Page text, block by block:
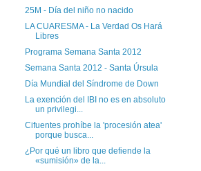
25M - Día del niño no nacido
LA CUARESMA - La Verdad Os Hará
Libres
Programa Semana Santa 2012
Semana Santa 2012 - Santa Úrsula
Día Mundial del Síndrome de Down
La exención del IBI no es en absoluto
un privilegi...
Cifuentes prohíbe la 'procesión atea'
porque busca...
¿Por qué un libro que defiende la
«sumisión» de la...